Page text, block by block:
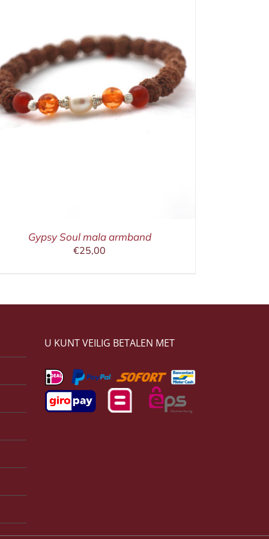
Gypsy Soul mala armband
€25,00
U KUNT VEILIG BETALEN MET